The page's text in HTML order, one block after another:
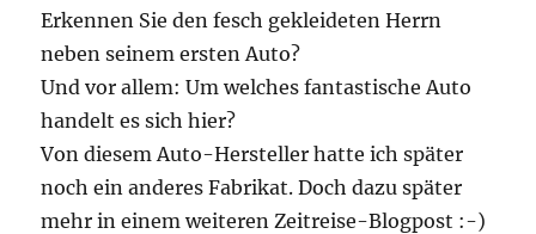
Erkennen Sie den fesch gekleideten Herrn
neben seinem ersten Auto?
Und vor allem: Um welches fantastische Auto
handelt es sich hier?
Von diesem Auto-Hersteller hatte ich später
noch ein anderes Fabrikat. Doch dazu später
mehr in einem weiteren Zeitreise-Blogpost :-)